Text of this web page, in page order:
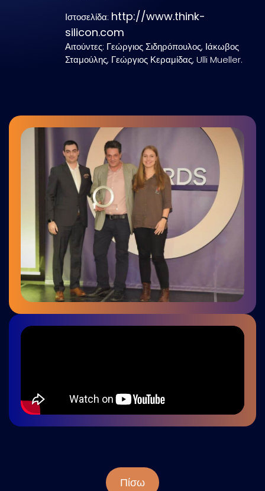
Ιστοσελίδα: http://www.think-
silicon.com
Αιτούντες: Γεώργιος Σιδηρόπουλος, Ιάκωβος
Σταμούλης, Γεώργιος Κεραμίδας, Ulli Mueller.
Πίσω